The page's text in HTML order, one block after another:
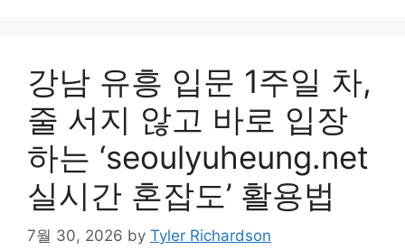
강남 유흥 입문 1주일 차,
줄 서지 않고 바로 입장
하는 ‘seoulyuheung.net
실시간 혼잡도’ 활용법
7월 30, 2026 by Tyler Richardson